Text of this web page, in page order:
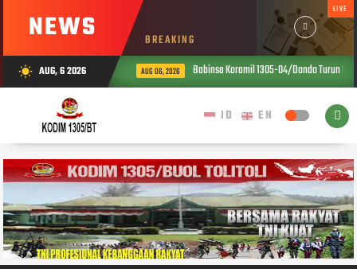
NEWS BREAKING
LIVE
wb_sunny AUG, 6 2026 AUG 06, 2026 Babinsa Koramil 1305-04/Dondo Turun